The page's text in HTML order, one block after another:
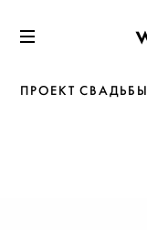
к содержанию
ПРОЕКТ СВАДЬБЫ